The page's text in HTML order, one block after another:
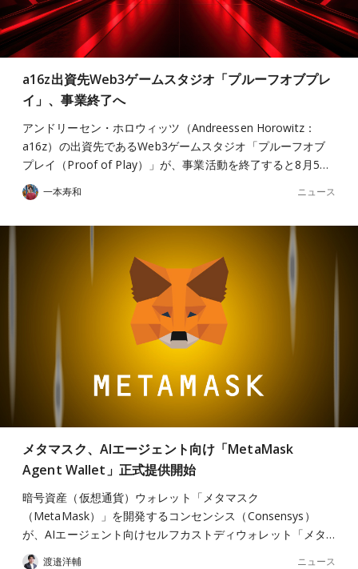
a16z出資先Web3ゲームスタジオ「プルーフオブプレ
イ」、事業終了へ
アンドリーセン・ホロウィッツ（Andreessen Horowitz：
a16z）の出資先であるWeb3ゲームスタジオ「プルーフオブ
プレイ（Proof of Play）」が、事業活動を終了すると8月5…
一本寿和 ニュース
メタマスク、AIエージェント向け「MetaMask
Agent Wallet」正式提供開始
暗号資産（仮想通貨）ウォレット「メタマスク
（MetaMask）」を開発するコンセンシス（Consensys）
が、AIエージェント向けセルフカストディウォレット「メタ…
渡邉洋輔 ニュース